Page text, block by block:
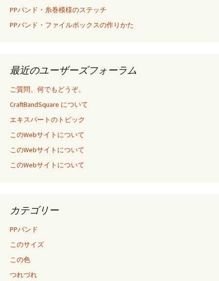
PPバンド・糸巻模様のステッチ
PPバンド・ファイルボックスの作りかた
最近のユーザーズフォーラム
ご質問、何でもどうぞ。
CraftBandSquare について
エキスパートのトピック
このWebサイトについて
このWebサイトについて
このWebサイトについて
カテゴリー
PPバンド
このサイズ
この色
つれづれ